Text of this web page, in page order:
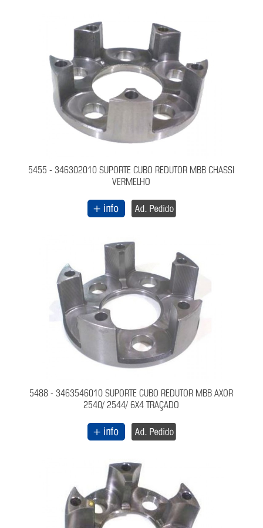
5455 - 346302010 SUPORTE CUBO REDUTOR MBB CHASSI
VERMELHO
5488 - 3463546010 SUPORTE CUBO REDUTOR MBB AXOR
2540/ 2544/ 6X4 TRAÇADO